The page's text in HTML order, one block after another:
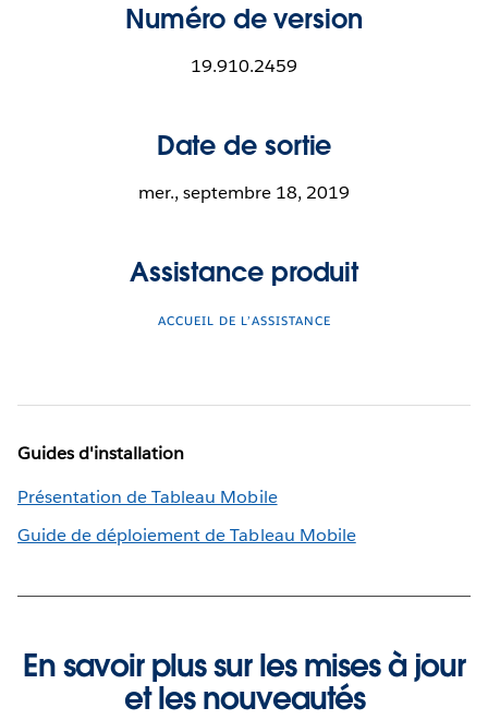
Numéro de version
19.910.2459
Date de sortie
mer., septembre 18, 2019
Assistance produit
ACCUEIL DE L’ASSISTANCE
Guides d'installation
Présentation de Tableau Mobile
Guide de déploiement de Tableau Mobile
En savoir plus sur les mises à jour
et les nouveautés